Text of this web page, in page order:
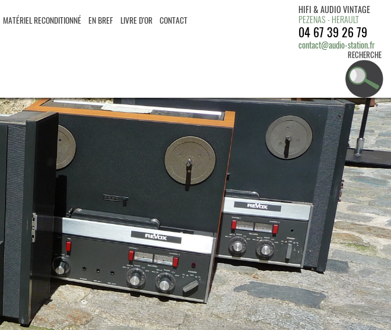
MATÉRIEL RECONDITIONNÉ EN BREF LIVRE D'OR CONTACT
HIFI & AUDIO VINTAGE
PEZENAS - HERAULT
04 67 39 26 79
contact@audio-station.fr
RECHERCHE